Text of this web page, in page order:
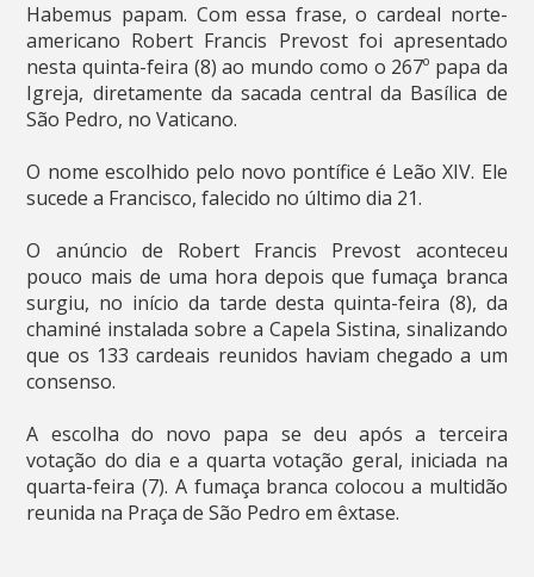
Habemus papam. Com essa frase, o cardeal norte-
americano Robert Francis Prevost foi apresentado
nesta quinta-feira (8) ao mundo como o 267º papa da
Igreja, diretamente da sacada central da Basílica de
São Pedro, no Vaticano.
O nome escolhido pelo novo pontífice é Leão XIV. Ele
sucede a Francisco, falecido no último dia 21.
O anúncio de Robert Francis Prevost aconteceu
pouco mais de uma hora depois que fumaça branca
surgiu, no início da tarde desta quinta-feira (8), da
chaminé instalada sobre a Capela Sistina, sinalizando
que os 133 cardeais reunidos haviam chegado a um
consenso.
A escolha do novo papa se deu após a terceira
votação do dia e a quarta votação geral, iniciada na
quarta-feira (7). A fumaça branca colocou a multidão
reunida na Praça de São Pedro em êxtase.